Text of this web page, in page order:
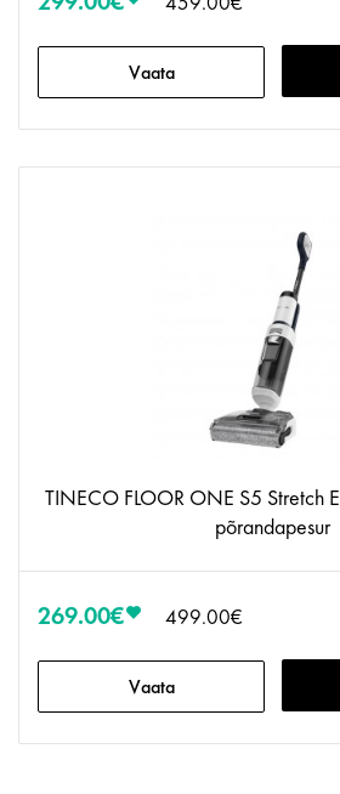
Vaata
TINECO FLOOR ONE S5 Stretch
põrandapesur
269.00€ 499.00€
Vaata